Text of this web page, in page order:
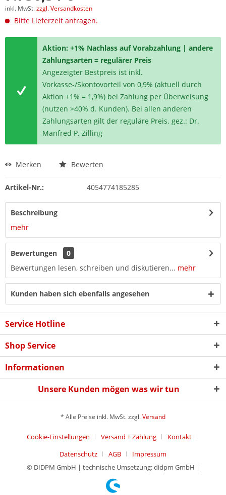
inkl. MwSt.zzgl. Versandkosten
Bitte Lieferzeit anfragen.
Aktion: +1% Nachlass auf Vorabzahlung | andere
Zahlungsarten = regulärer Preis
Angezeigter Bestpreis ist inkl.
Vorkasse-/Skontovorteil von 0,9% (aktuell durch
Aktion +1% = 1,9%) bei Zahlung per Überweisung
(nutzen >40% d. Kunden). Bei allen anderen
Zahlungsarten gilt der reguläre Preis. gez.: Dr.
Manfred P. Zilling
Merken Bewerten
Artikel-Nr.: 4054774185285
Beschreibung
mehr
Bewertungen
0
Bewertungen lesen, schreiben und diskutieren... mehr
Kunden haben sich ebenfalls angesehen
Service Hotline
Shop Service
Informationen
Unsere Kunden mögen was wir tun
* Alle Preise inkl. MwSt. zzgl.Versand
Cookie-Einstellungen Versand + Zahlung
Kontakt
Datenschutz
AGB
Impressum
© DIDPM GmbH | technische Umsetzung: didpm GmbH |